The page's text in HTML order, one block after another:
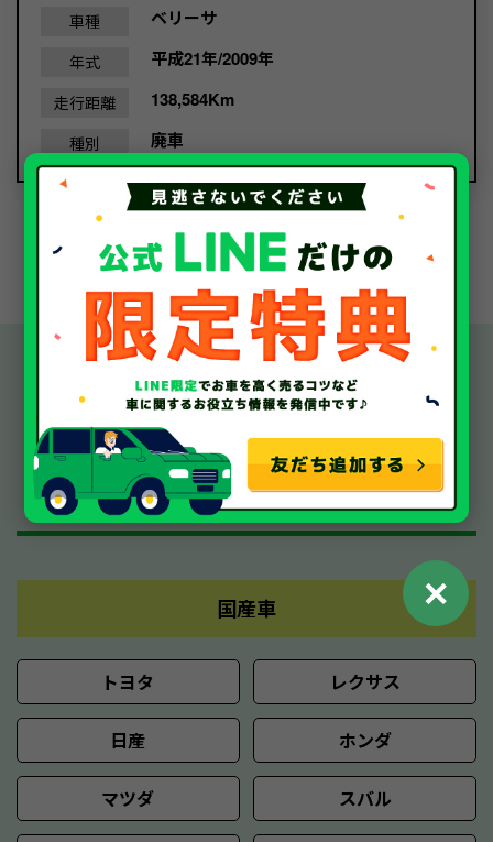
車種 ベリーサ
年式 平成21年/2009年
走行距離 138,584Km
種別 廃車
メーカー別の
中古車・廃車・事故車買取実
績
国産車
トヨタ レクサス
日産 ホンダ
マツダ スバル
✕